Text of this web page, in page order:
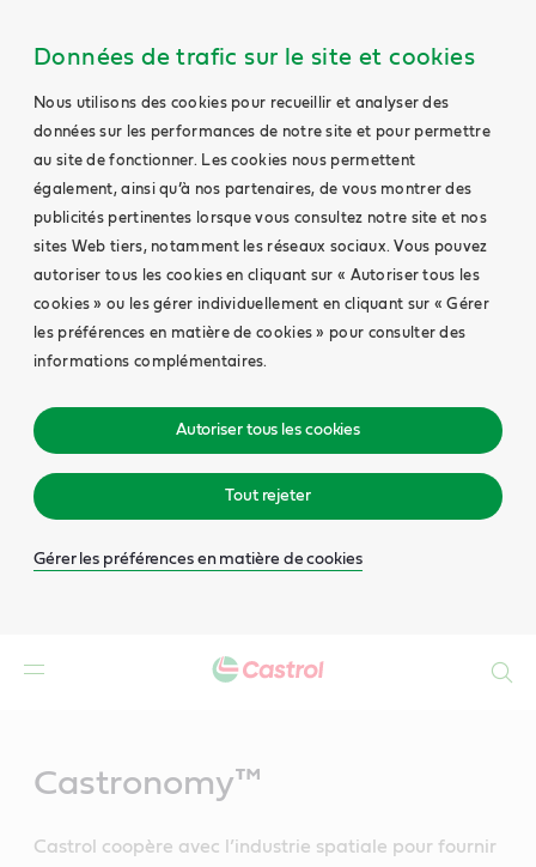
Données de trafic sur le site et cookies
Nous utilisons des cookies pour recueillir et analyser des
données sur les performances de notre site et pour permettre
au site de fonctionner. Les cookies nous permettent
également, ainsi qu’à nos partenaires, de vous montrer des
publicités pertinentes lorsque vous consultez notre site et nos
sites Web tiers, notamment les réseaux sociaux. Vous pouvez
autoriser tous les cookies en cliquant sur « Autoriser tous les
cookies » ou les gérer individuellement en cliquant sur « Gérer
les préférences en matière de cookies » pour consulter des
informations complémentaires.
Autoriser tous les cookies
Tout rejeter
Gérer les préférences en matière de cookies
Castronomy™
Castrol coopère avec l’industrie spatiale pour fournir